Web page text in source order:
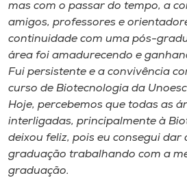
mas com o passar do tempo, a
amigos, professores e
continuidade com uma pós-
área foi amadurecendo e
Fui persistente e a convivência
curso de Biotecnologia da
Hoje, percebemos que todas as
interligadas, principalmente à
deixou feliz, pois eu consegui
graduação trabalhando com a
graduação.